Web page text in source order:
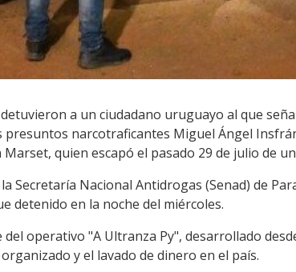
a un ciudadano uruguayo al que
narcotraficantes Miguel Ángel
quien escapó el pasado 29 de julio de
Secretaría Nacional Antidrogas (Senad) de
detenido en la noche del miércoles.
operativo "A Ultranza Py", desarrollado
y el lavado de dinero en el país.